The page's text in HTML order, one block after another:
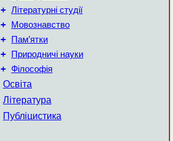
+ Літературні студії
+ Мовознавство
+ Пам’ятки
+ Природничі науки
+ Філософія
Освіта
Література
Публіцистика